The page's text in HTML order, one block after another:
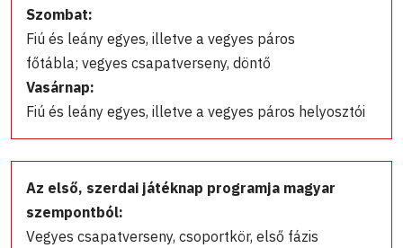
Szombat:
Fiú és leány egyes, illetve a vegyes páros
főtábla; vegyes csapatverseny, döntő
Vasárnap:
Fiú és leány egyes, illetve a vegyes páros helyosztói
Az első, szerdai játéknap programja magyar
szempontból:
Vegyes csapatverseny, csoportkör, első fázis